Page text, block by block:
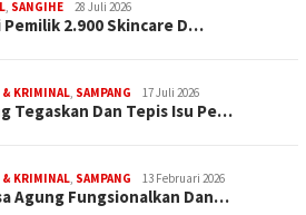
, SANGIHE 28 Juli 2026
2.900 Skincare D…
& KRIMINAL, SAMPANG 17 Juli 2026
Tegaskan Dan Tepis Isu Pe…
& KRIMINAL, SAMPANG 13 Februari 2026
Agung Fungsionalkan Dan…